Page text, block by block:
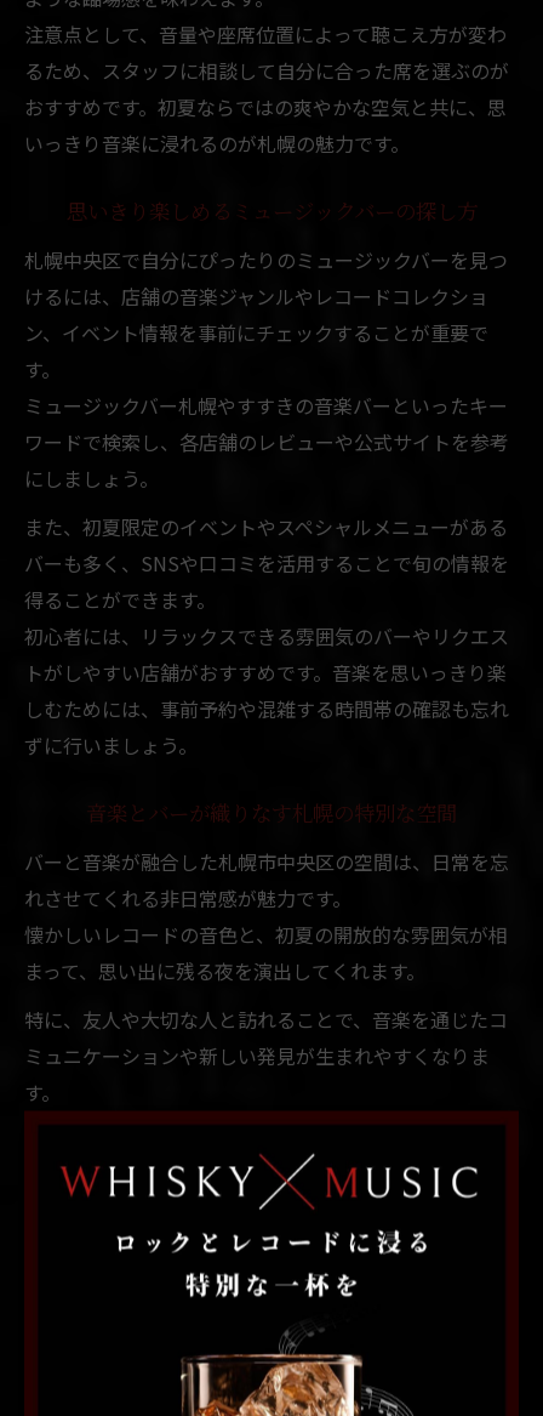
注意点として、音量や座席位置によって聴こえ方が変わ
るため、スタッフに相談して自分に合った席を選ぶのが
おすすめです。初夏ならではの爽やかな空気と共に、思
いっきり音楽に浸れるのが札幌の魅力です。
思いきり楽しめるミュージックバーの探し方
札幌中央区で自分にぴったりのミュージックバーを見つ
けるには、店舗の音楽ジャンルやレコードコレクショ
ン、イベント情報を事前にチェックすることが重要で
す。
ミュージックバー札幌やすすきの音楽バーといったキー
ワードで検索し、各店舗のレビューや公式サイトを参考
にしましょう。
また、初夏限定のイベントやスペシャルメニューがある
バーも多く、SNSや口コミを活用することで旬の情報を
得ることができます。
初心者には、リラックスできる雰囲気のバーやリクエス
トがしやすい店舗がおすすめです。音楽を思いっきり楽
しむためには、事前予約や混雑する時間帯の確認も忘れ
ずに行いましょう。
音楽とバーが織りなす札幌の特別な空間
バーと音楽が融合した札幌市中央区の空間は、日常を忘
れさせてくれる非日常感が魅力です。
懐かしいレコードの音色と、初夏の開放的な雰囲気が相
まって、思い出に残る夜を演出してくれます。
特に、友人や大切な人と訪れることで、音楽を通じたコ
ミュニケーションや新しい発見が生まれやすくなりま
す。
札幌のバーでは、バーテンダーとの会話や他のお客さん
との交流も楽しみのひとつです。
初夏の札幌で、音楽とバーが織りなす特別なひとときを
ぜひ体験してください。
思い出のメロディーと過ごすバー